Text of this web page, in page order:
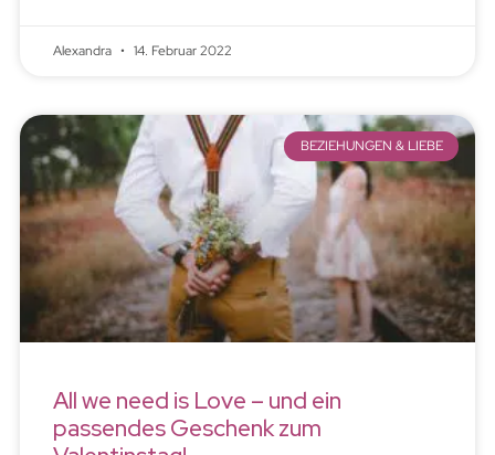
Alexandra 14. Februar 2022
BEZIEHUNGEN & LIEBE
All we need is Love – und ein
passendes Geschenk zum